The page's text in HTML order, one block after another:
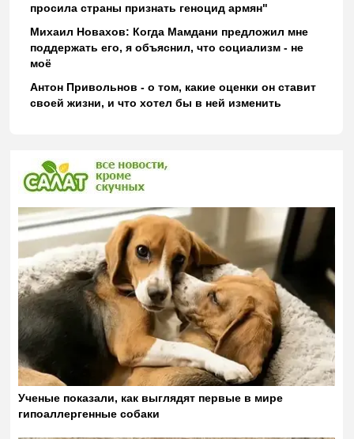
просила страны признать геноцид армян"
Михаил Новахов: Когда Мамдани предложил мне
поддержать его, я объяснил, что социализм - не
моё
Антон Привольнов - о том, какие оценки он ставит
своей жизни, и что хотел бы в ней изменить